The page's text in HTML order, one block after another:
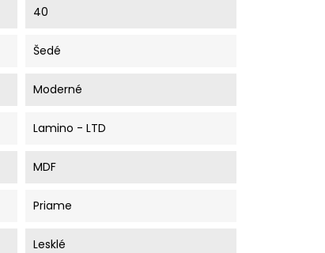
40
Šedé
Moderné
Lamino - LTD
MDF
Priame
Lesklé